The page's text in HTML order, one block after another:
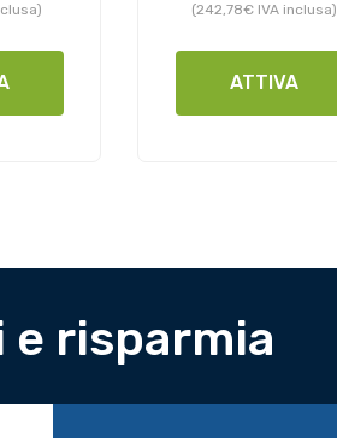
(242,78€ IVA inclusa)
ATTIVA
risparmia